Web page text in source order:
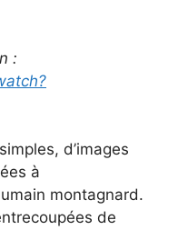
:
d’images
à
montagnard.
de